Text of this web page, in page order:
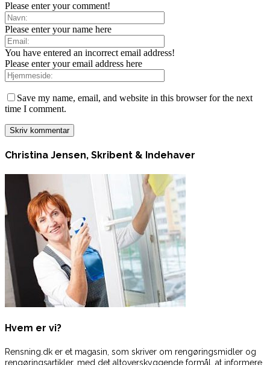
Please enter your comment!
Please enter your name here
You have entered an incorrect email address!
Please enter your email address here
Save my name, email, and website in this browser for the next
time I comment.
Christina Jensen, Skribent & Indehaver
Hvem er vi?
Rensning.dk er et magasin, som skriver om rengøringsmidler og
rengøringsartikler, med det altoverskyggende formål, at informere